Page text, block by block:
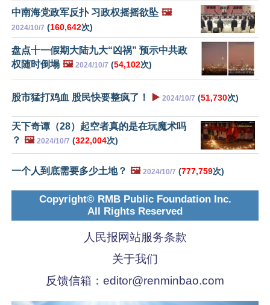
中南海党政军反扑 习政权摇摇欲坠 🖼️
2024/10/7 (160,642次)
盘点十一假期大陆九大“凶祸” 预示中共政
权随时倒塌 🖼️ 2024/10/7 (54,102次)
股市猛打鸡血 股民快要整疯了！ ▶️ 2024/10/7 (51,730次)
天下奇谭（28）起空者真的是在玩魔术吗
？ 🖼️ 2024/10/7 (322,004次)
一个人到底需要多少土地？ 🖼️ 2024/10/7 (777,759次)
Copyright© RMB Public Foundation Inc.
All Rights Reserved
人民报网站服务条款
关于我们
反馈信箱： editor@renminbao.com